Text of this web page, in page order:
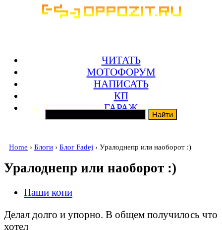
ЧИТАТЬ
МОТОФОРУМ
НАПИСАТЬ
КП
ГАРАЖ
Home › Блоги › Блог Fadej › Уралоднепр или наоборот :)
Уралоднепр или наоборот :)
Наши кони
Делал долго и упорно. В общем получилось что
хотел